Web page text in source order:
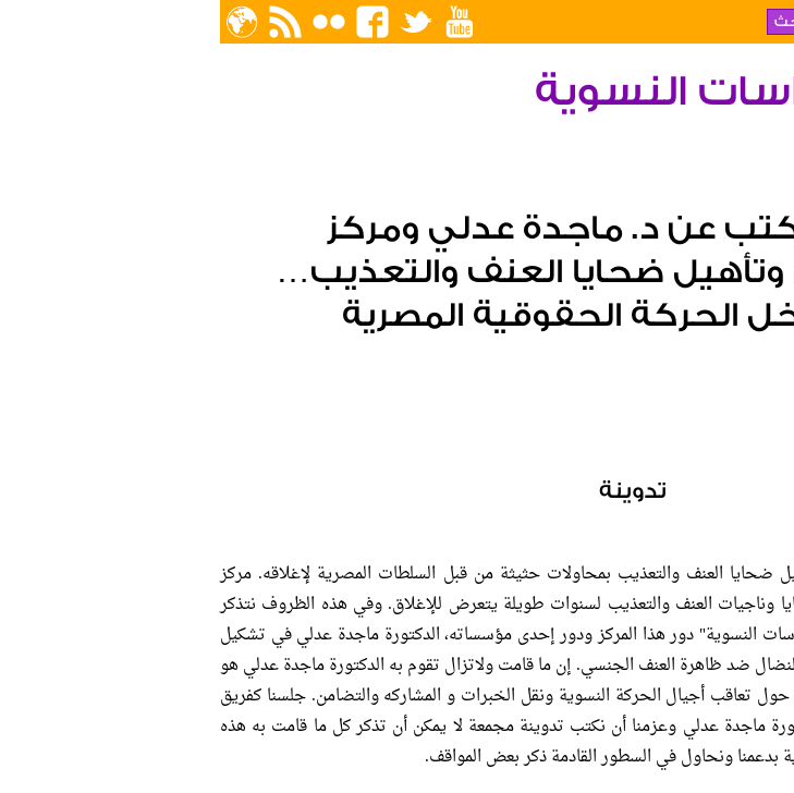
النسوية
عن د. ماجدة عدلي ومركز
وتأهيل ضحايا العنف والتعذيب…
الحركة الحقوقية المصرية
تدوينة
ضحايا العنف والتعذيب بمحاولات حثيثة من قبل السلطات المصرية لإغلاقه. مركز
وناجيات العنف والتعذيب لسنوات طويلة يتعرض للإغلاق. وفي هذه الظروف نتذكر
النسوية" دور هذا المركز ودور إحدى مؤسساته، الدكتورة ماجدة عدلي في تشكيل
ضد ظاهرة العنف الجنسي. إن ما قامت ولاتزال تقوم به الدكتورة ماجدة عدلي هو
حول تعاقب أجيال الحركة النسوية ونقل الخبرات و المشاركه والتضامن. جلسنا كفريق
ماجدة عدلي وعزمنا أن نكتب تدوينة مجمعة لا يمكن أن تذكر كل ما قامت به هذه
بدعمنا ونحاول في السطور القادمة ذكر بعض المواقف.